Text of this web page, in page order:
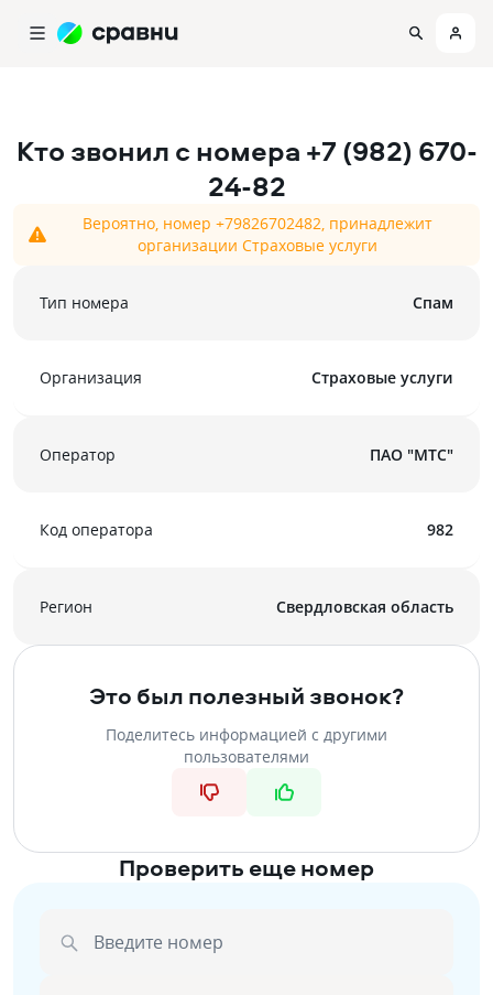
Кто звонил с номера +7 (982) 670-
24-82
Вероятно, номер +79826702482, принадлежит
организации Страховые услуги
Тип номера Спам
Организация Страховые услуги
Оператор ПАО "МТС"
Код оператора 982
Регион Свердловская область
Это был полезный звонок?
Поделитесь информацией с другими
пользователями
Проверить еще номер
Введите номер